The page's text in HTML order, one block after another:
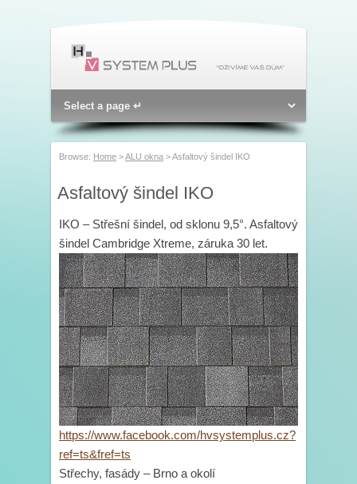
Browse: Home >ALU okna >Asfaltový šindel IKO
Asfaltový šindel IKO
IKO – Střešní šindel, od sklonu 9,5°. Asfaltový
šindel Cambridge Xtreme, záruka 30 let.
https://www.facebook.com/hvsystemplus.cz?
ref=ts&fref=ts
Střechy, fasády – Brno a okolí